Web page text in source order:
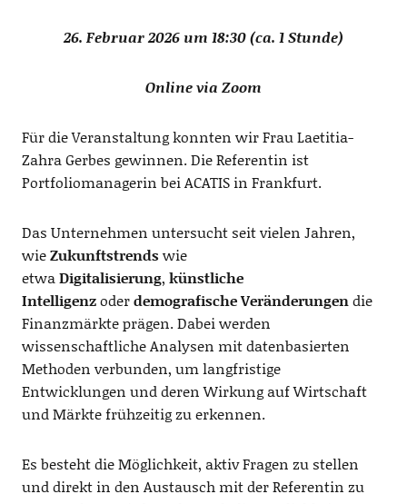
26. Februar 2026 um 18:30 (ca. 1 Stunde)
Online via Zoom
Für die Veranstaltung konnten wir Frau Laetitia-
Zahra Gerbes gewinnen. Die Referentin ist
Portfoliomanagerin bei ACATIS in Frankfurt.
Das Unternehmen untersucht seit vielen Jahren,
wieZukunftstrendswie
etwaDigitalisierung, künstliche
Intelligenzoderdemografische Veränderungendie
Finanzmärkte prägen. Dabei werden
wissenschaftliche Analysen mit datenbasierten
Methoden verbunden, um langfristige
Entwicklungen und deren Wirkung auf Wirtschaft
und Märkte frühzeitig zu erkennen.
Es besteht die Möglichkeit, aktiv Fragen zu stellen
und direkt in den Austausch mit der Referentin zu